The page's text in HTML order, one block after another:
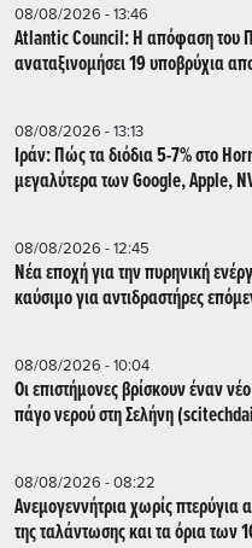
08/08/2026 - 13:46
Atlantic Council: Η απόφαση του
αναταξινομήσει 19 υποβρύχια
08/08/2026 - 13:13
Ιράν: Πώς τα διόδια 5-7% στο
μεγαλύτερα των Google, Apple,
08/08/2026 - 12:45
Νέα εποχή για την πυρηνική
καύσιμο για αντιδραστήρες
08/08/2026 - 10:04
Οι επιστήμονες βρίσκουν έναν
πάγο νερού στη Σελήνη
08/08/2026 - 08:22
Ανεμογεννήτρια χωρίς πτερύγια
της ταλάντωσης και τα όρια των